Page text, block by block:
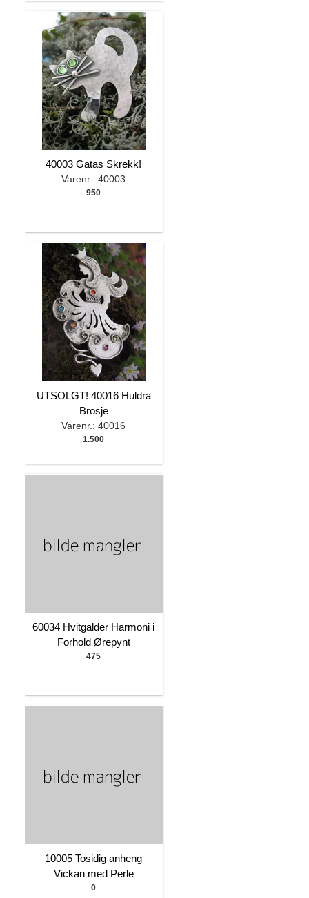
40003 Gatas Skrekk!
Varenr.: 40003
950
UTSOLGT! 40016 Huldra
Brosje
Varenr.: 40016
1.500
60034 Hvitgalder Harmoni i
Forhold Ørepynt
475
10005 Tosidig anheng
Vickan med Perle
0